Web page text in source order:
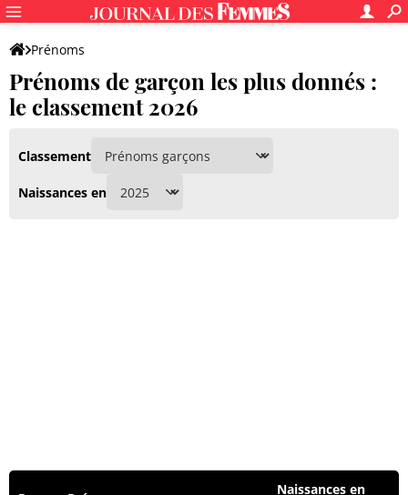
Prénoms
Prénoms de garçon les plus donnés :
le classement 2026
Classement
Naissances en
Naissances en